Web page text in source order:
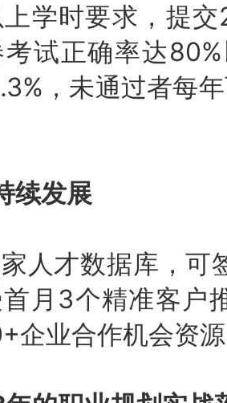
学时要求，提
试正确率达
，未通过者每
续发展
人才数据库，可
月3个精准客户
企业合作机会资源